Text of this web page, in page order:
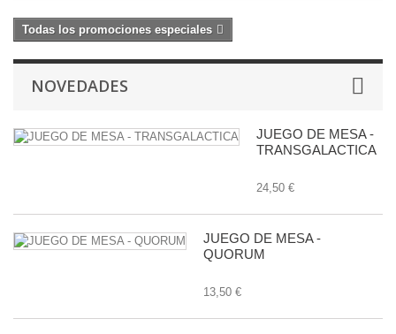
Todas los promociones especiales
NOVEDADES
JUEGO DE MESA -
TRANSGALACTICA
24,50 €
JUEGO DE MESA -
QUORUM
13,50 €